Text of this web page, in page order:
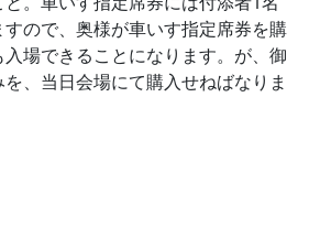
ので、奥様が車いす指定席券を購
場できることになります。が、御
、当日会場にて購入せねばなりま